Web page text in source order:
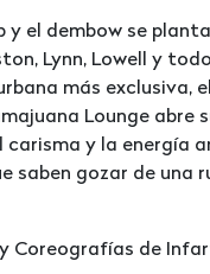
y el dembow se
Lynn, Lowell y
más exclusiva,
Lounge abre
y la energía
saben gozar de una
y Coreografías de